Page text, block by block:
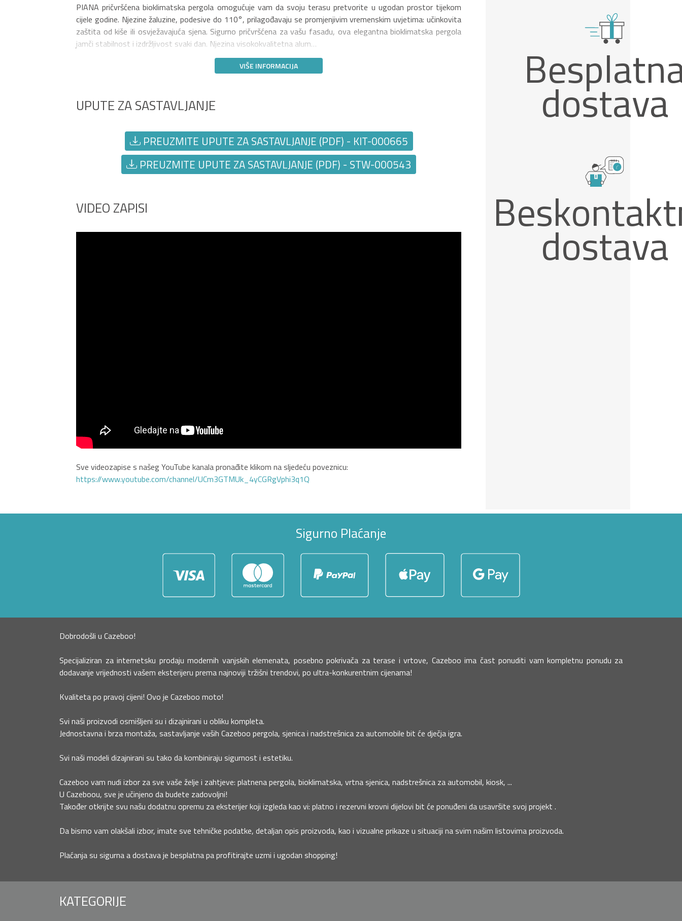
PIANA pričvršćena bioklimatska pergola omogućuje vam da svoju terasu pretvorite u ugodan prostor tijekom
cijele godine. Njezine žaluzine, podesive do 110°, prilagođavaju se promjenjivim vremenskim uvjetima: učinkovita
zaštita od kiše ili osvježavajuća sjena. Sigurno pričvršćena za vašu fasadu, ova elegantna bioklimatska pergola
jamči stabilnost i izdržljivost svaki dan. Njezina visokokvalitetna alum…
VIŠE INFORMACIJA
UPUTE ZA SASTAVLJANJE
PREUZMITE UPUTE ZA SASTAVLJANJE (PDF) - KIT-000665
PREUZMITE UPUTE ZA SASTAVLJANJE (PDF) - STW-000543
VIDEO ZAPISI
Sve videozapise s našeg YouTube kanala pronađite klikom na sljedeću poveznicu:
https://www.youtube.com/channel/UCm3GTMUk_4yCGRgVphi3q1Q
dostava
dostava
Sigurno Plaćanje
Dobrodošli u Cazeboo!
Specijaliziran za internetsku prodaju modernih vanjskih elemenata, posebno pokrivača za terase i vrtove, Cazeboo ima čast ponuditi vam kompletnu ponudu za
dodavanje vrijednosti vašem eksterijeru prema najnoviji tržišni trendovi, po ultra-konkurentnim cijenama!
Kvaliteta po pravoj cijeni! Ovo je Cazeboo moto!
Svi naši proizvodi osmišljeni su i dizajnirani u obliku kompleta.
Jednostavna i brza montaža, sastavljanje vaših Cazeboo pergola, sjenica i nadstrešnica za automobile bit će dječja igra.
Svi naši modeli dizajnirani su tako da kombiniraju sigurnost i estetiku.
Cazeboo vam nudi izbor za sve vaše želje i zahtjeve: platnena pergola, bioklimatska, vrtna sjenica, nadstrešnica za automobil, kiosk, ...
U Cazeboou, sve je učinjeno da budete zadovoljni!
Također otkrijte svu našu dodatnu opremu za eksterijer koji izgleda kao vi: platno i rezervni krovni dijelovi bit će ponuđeni da usavršite svoj projekt .
Da bismo vam olakšali izbor, imate sve tehničke podatke, detaljan opis proizvoda, kao i vizualne prikaze u situaciji na svim našim listovima proizvoda.
Plaćanja su sigurna a dostava je besplatna pa profitirajte uzmi i ugodan shopping!
KATEGORIJE